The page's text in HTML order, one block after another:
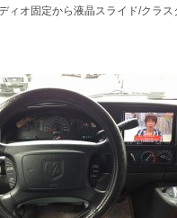
ィオ固定から液晶スライド/クラ